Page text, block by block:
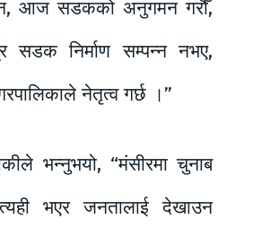
आज सडकको अनुगमन गरौँ,
सडक निर्माण सम्पन्न नभए,
नेतृत्व गर्छ ।”
भन्नुभयो, “मंसीरमा चुनाब
भएर जनतालाई देखाउन